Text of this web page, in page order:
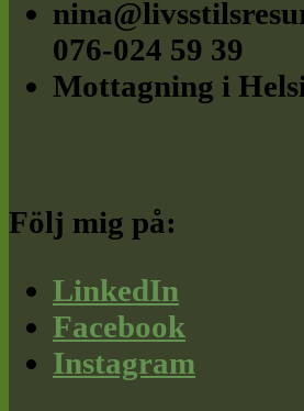
076-024 59 39
Mottagning i
Följ mig på:
LinkedIn
Facebook
Instagram